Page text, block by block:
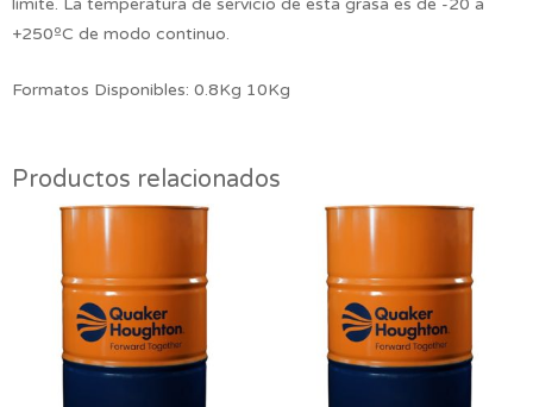
límite. La temperatura de servicio de esta grasa es de -20 a
+250ºC de modo continuo.
Formatos Disponibles: 0.8Kg 10Kg
Productos relacionados